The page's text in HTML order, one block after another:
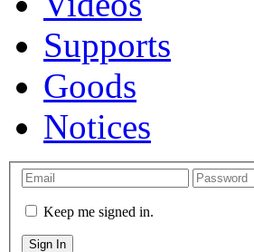
Supports
Goods
Notices
Keep me signed in.